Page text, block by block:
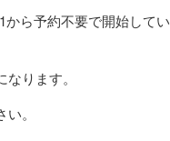
ら予約不要で開始してい
ります。
。